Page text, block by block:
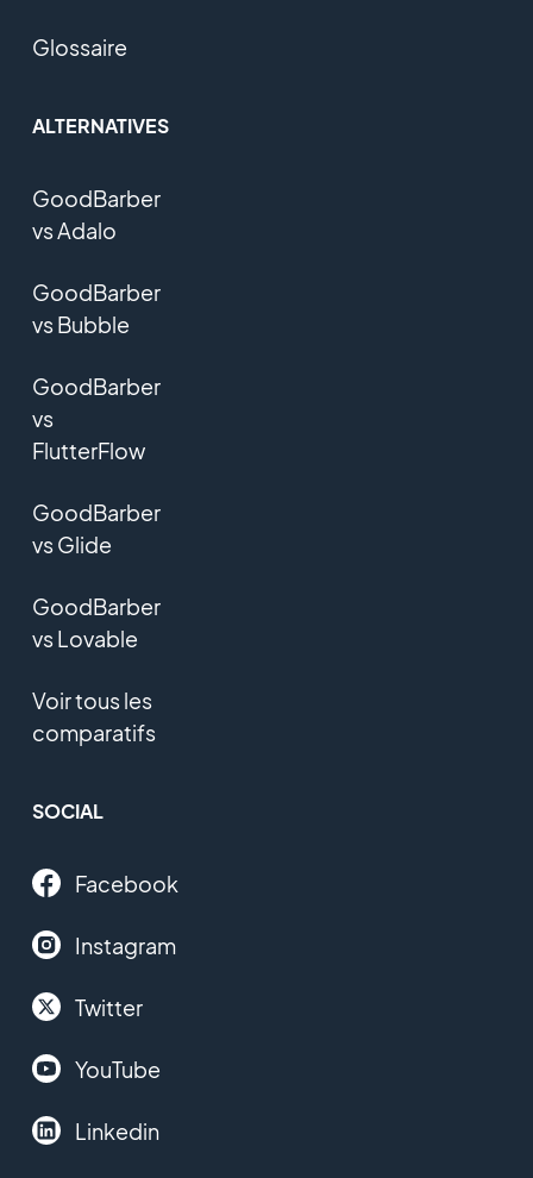
Glossaire
ALTERNATIVES
GoodBarber
vs Adalo
GoodBarber
vs Bubble
GoodBarber
vs
FlutterFlow
GoodBarber
vs Glide
GoodBarber
vs Lovable
Voir tous les
comparatifs
SOCIAL
Facebook
Instagram
Twitter
YouTube
Linkedin